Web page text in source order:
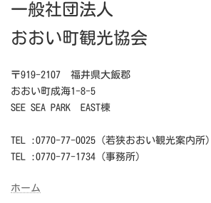
一般社団法人
おおい町観光協会
〒919-2107 福井県大飯郡
おおい町成海1-8-5
SEE SEA PARK EAST棟
TEL :0770-77-0025（若狭おおい観光案内所）
TEL :0770-77-1734（事務所）
ホーム